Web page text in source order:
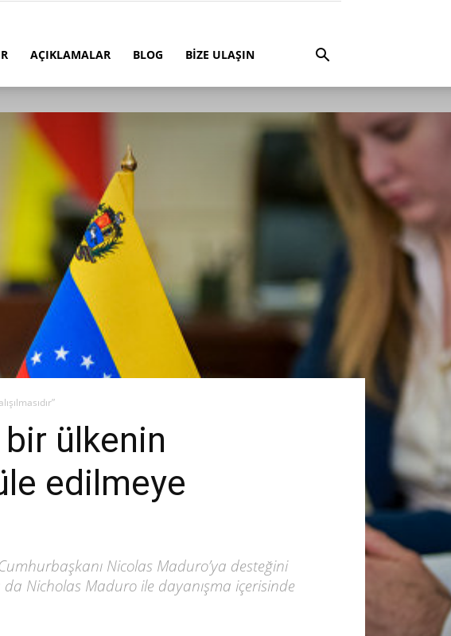
AÇIKLAMALAR BLOG BİZE ULAŞIN
bir ülkenin
edilmeye
Nicolas Maduro’ya desteğini
da Nicholas Maduro ile dayanışma içerisinde